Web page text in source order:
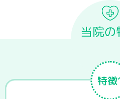
当院の
特徴